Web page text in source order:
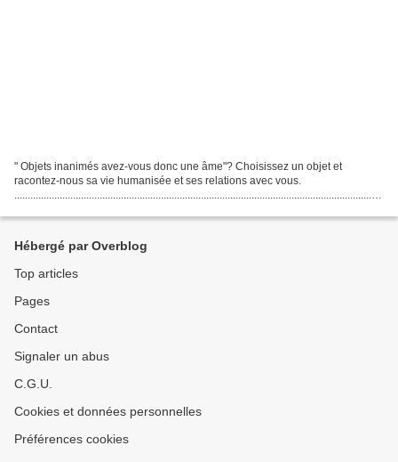
" Objets inanimés avez-vous donc une âme"? Choisissez un objet et
racontez-nous sa vie humanisée et ses relations avec vous.
..........................................................................................................................................
Hébergé par Overblog
Top articles
Pages
Contact
Signaler un abus
C.G.U.
Cookies et données personnelles
Préférences cookies